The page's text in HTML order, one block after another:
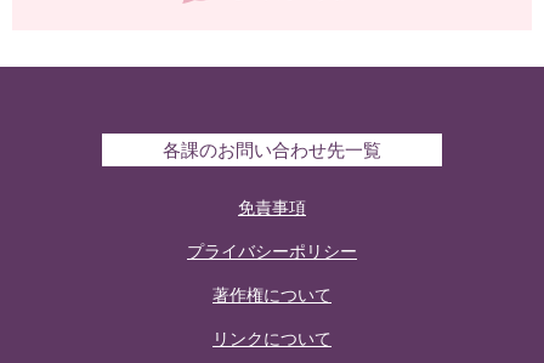
各課のお問い合わせ先一覧
免責事項
プライバシーポリシー
著作権について
リンクについて